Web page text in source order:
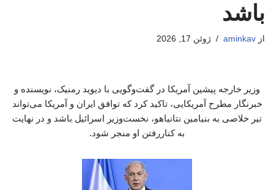
باشد
از aminkav ژوئن 17, 2026
وزیر خارجه پیشین آمریکا در گفت‌وگویی با دیوید رمنیک، نویسنده و
خبرنگار مطرح آمریکایی، تاکید کرد که توافق ایران و آمریکا می‌تواند
تیر خلاصی به بنیامین نتانیاهو، نخست‌وزیر اسرائیل باشد و در نهایت
به کناررفتن او منجر شود.